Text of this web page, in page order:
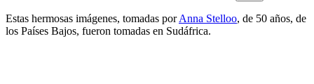
Estas hermosas imágenes, tomadas porAnna Stelloo, de 50 años, de
los Países Bajos, fueron tomadas en Sudáfrica.